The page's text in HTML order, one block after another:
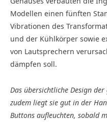
Modellen einen fünften
Vibrationen des
und der Kühlkörper sowie
von Lautsprechern
dämpfen soll.
Das übersichtliche Design
zudem liegt sie gut in der
Buttons aufleuchten, sobald